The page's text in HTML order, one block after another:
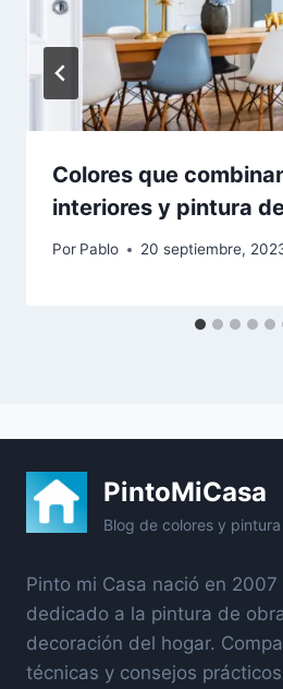
Colores que
interiores y pintura
Por Pablo 20 septiembre,
PintoMiCasa
Blog de colores y pintura
Pinto mi Casa nació en
dedicado a la pintura de
decoración del hogar.
técnicas y consejos